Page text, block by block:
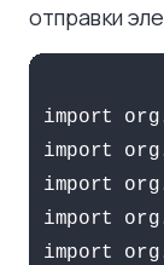
отправки
import
import
import
import
import